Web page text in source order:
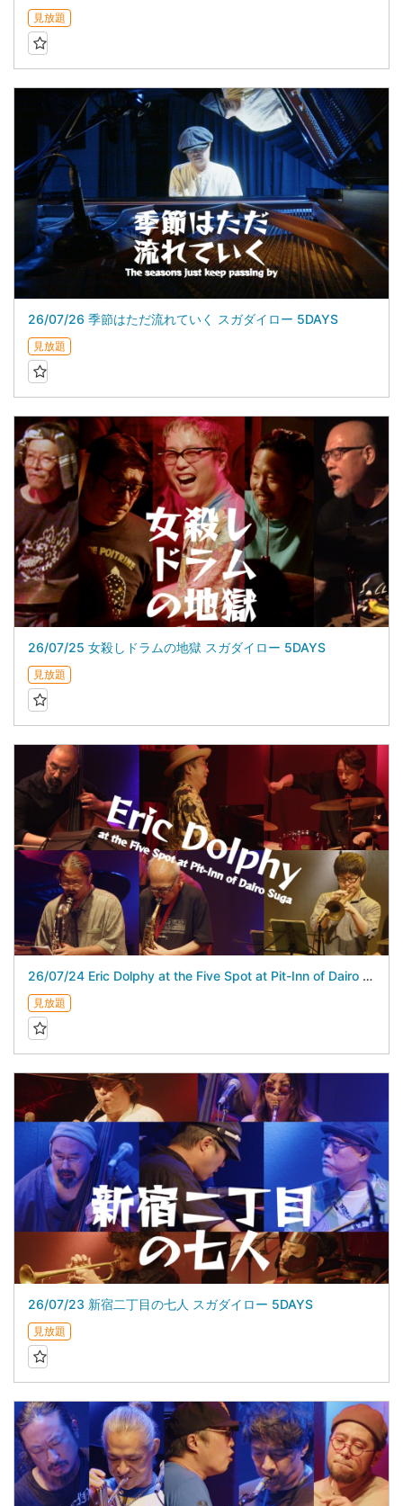
見放題
26/07/26 季節はただ流れていく スガダイロー 5DAYS
見放題
26/07/25 女殺しドラムの地獄 スガダイロー 5DAYS
見放題
26/07/24 Eric Dolphy at the Five Spot at Pit-Inn of Dairo Suga スガダイロー 5DAYS
見放題
26/07/23 新宿二丁目の七人 スガダイロー 5DAYS
見放題